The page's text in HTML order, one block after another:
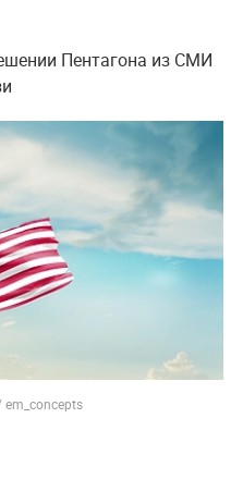
Пентагона из СМИ